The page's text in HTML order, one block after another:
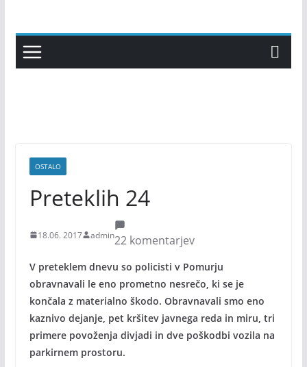
content
OSTALO
Preteklih 24
18.06. 2017 admin22 komentarjev
V preteklem dnevu so policisti v Pomurju
obravnavali le eno prometno nesrečo, ki se je
končala z materialno škodo. Obravnavali smo eno
kaznivo dejanje, pet kršitev javnega reda in miru, tri
primere povoženja divjadi in dve poškodbi vozila na
parkirnem prostoru.